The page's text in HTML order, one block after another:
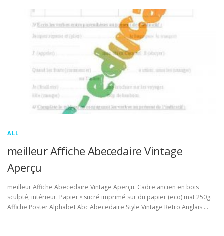
ALL
meilleur Affiche Abecedaire Vintage
Aperçu
meilleur Affiche Abecedaire Vintage Aperçu. Cadre ancien en bois
sculpté, intérieur. Papier • sucré imprimé sur du papier (eco) mat 250g.
Affiche Poster Alphabet Abc Abecedaire Style Vintage Retro Anglais …